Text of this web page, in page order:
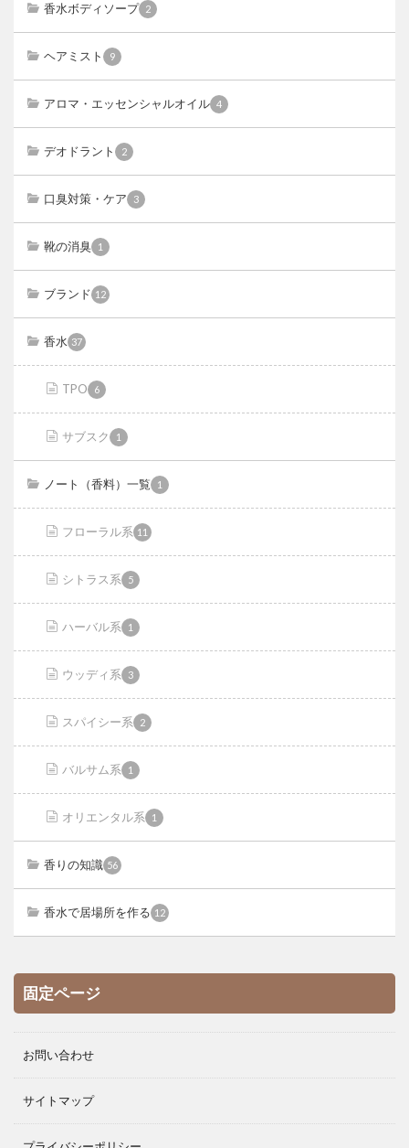
香水ボディソープ 2
ヘアミスト 9
アロマ・エッセンシャルオイル 4
デオドラント 2
口臭対策・ケア 3
靴の消臭 1
ブランド 12
香水 37
TPO 6
サブスク 1
ノート（香料）一覧 1
フローラル系 11
シトラス系 5
ハーバル系 1
ウッディ系 3
スパイシー系 2
バルサム系 1
オリエンタル系 1
香りの知識 56
香水で居場所を作る 12
固定ページ
お問い合わせ
サイトマップ